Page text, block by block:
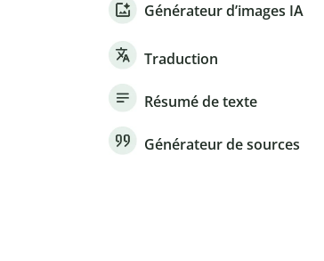
Générateur d’images IA
Traduction
Résumé de texte
Générateur de sources